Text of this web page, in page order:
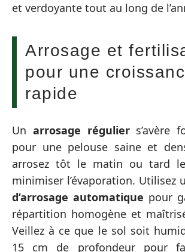
et verdoyante tout au long de
Arrosage et
pour une
rapide
Un arrosage réguliers’avère
pour une pelouse saine et
arrosez tôt le matin ou tard
minimiser l’évaporation. Utilisez
d’arrosage automatique pour
répartition homogène et
Veillez à ce que le sol soit
15 cm de profondeur pour